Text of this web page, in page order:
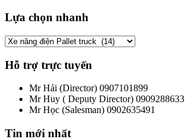
Lựa chọn nhanh
Hỗ trợ trực tuyến
Mr Hải (Director) 0907101899
Mr Huy ( Deputy Director) 0909288633
Mr Học (Salesman) 0902635491
Tin mới nhất